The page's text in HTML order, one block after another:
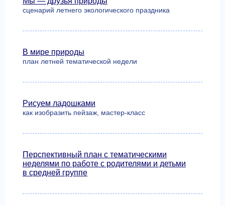
сценарий летнего экологического праздника
В мире природы
план летней тематической недели
Рисуем ладошками
как изобразить пейзаж, мастер-класс
Перспективный план с тематическими
неделями по работе с родителями и детьми
в средней группе